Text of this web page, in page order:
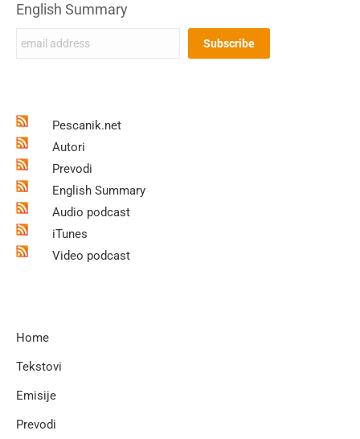
English Summary
Pescanik.net
Autori
Prevodi
English Summary
Audio podcast
iTunes
Video podcast
Home
Tekstovi
Emisije
Prevodi